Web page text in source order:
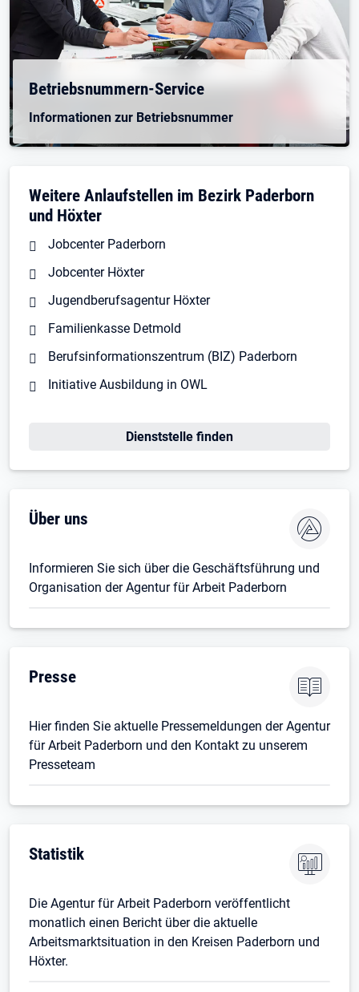
Betriebsnummern-Service
Informationen zur Betriebsnummer
Weitere Anlaufstellen im Bezirk Paderborn
und Höxter
Jobcenter Paderborn
Jobcenter Höxter
Jugendberufsagentur Höxter
Familienkasse Detmold
Berufsinformationszentrum (BIZ) Paderborn
Initiative Ausbildung in OWL
Öffnet in neuem Tab
Dienststelle finden
Über uns
Informieren Sie sich über die Geschäftsführung und
Organisation der Agentur für Arbeit Paderborn
Presse
Hier finden Sie aktuelle Pressemeldungen der Agentur
für Arbeit Paderborn und den Kontakt zu unserem
Presseteam
Statistik
Die Agentur für Arbeit Paderborn veröffentlicht
monatlich einen Bericht über die aktuelle
Arbeitsmarktsituation in den Kreisen Paderborn und
Höxter.